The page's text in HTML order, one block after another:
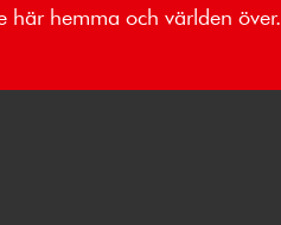
hemma och världen över.